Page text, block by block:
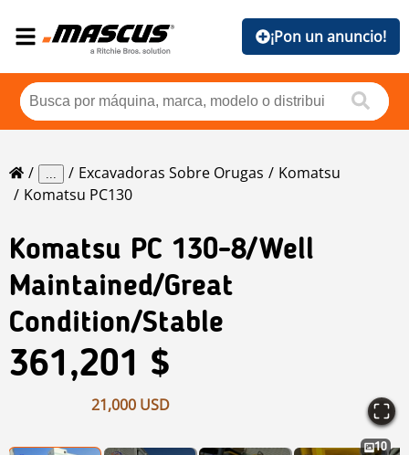
¡Pon un anuncio!
... Excavadoras Sobre Orugas
Komatsu
Komatsu PC130
Komatsu PC 130-8/Well
Maintained/Great
Condition/Stable
361,201 $
21,000 USD
10